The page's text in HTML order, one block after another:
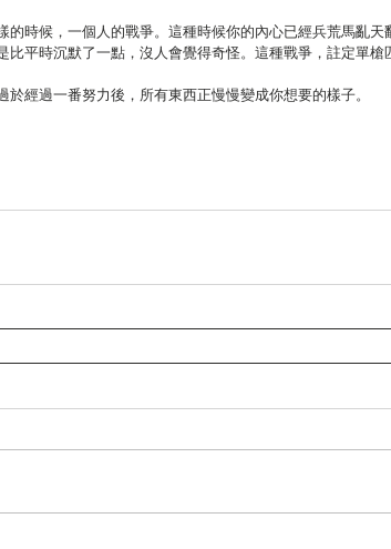
的時候，一個人的戰爭。這種時候你的內心已經兵荒馬亂天
比平時沉默了一點，沒人會覺得奇怪。這種戰爭，註定單槍
經過一番努力後，所有東西正慢慢變成你想要的樣子。